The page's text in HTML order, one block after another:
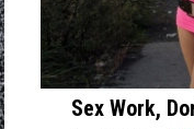
Sex Work,